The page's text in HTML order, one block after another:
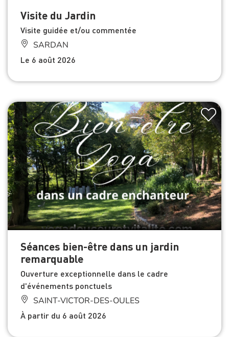
Visite du Jardin
Visite guidée et/ou commentée
SARDAN
Le 6 août 2026
Séances bien-être dans un jardin
remarquable
Ouverture exceptionnelle dans le cadre
d'événements ponctuels
SAINT-VICTOR-DES-OULES
À partir du 6 août 2026